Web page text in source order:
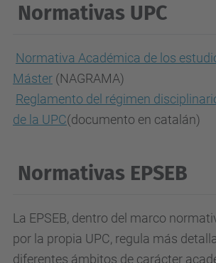
Normativas UPC
Normativa Académica de los
Máster (NAGRAMA)
Reglamento del régimen
de la UPC(documento en catalán)
Normativas EPSEB
La EPSEB, dentro del marco
por la propia UPC, regula más
diferentes ámbitos de carácter